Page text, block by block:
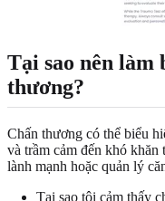
Tại sao nên làm
thương?
Chấn thương có thể biểu
và trầm cảm đến khó
lành mạnh hoặc quản lý
Tại sao tôi cảm thấy